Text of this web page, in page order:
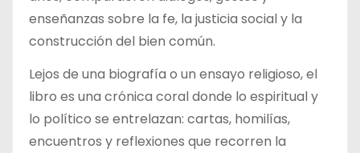
enseñanzas sobre la fe, la justicia social y la
construcción del bien común.
Lejos de una biografía o un ensayo religioso, el
libro es una crónica coral donde lo espiritual y
lo político se entrelazan: cartas, homilías,
encuentros y reflexiones que recorren la